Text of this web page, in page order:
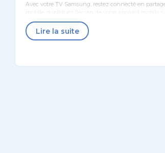
Avec votre TV Samsung, restez connecté en
L'incroyable netteté d'image et la fluidité naturelle
Lire la suite